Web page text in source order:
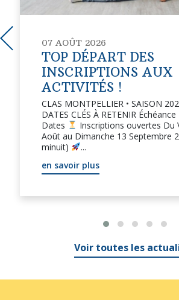
07 AOÛT 2026
TOP DÉPART DES
INSCRIPTIONS AUX
ACTIVITÉS !
CLAS MONTPELLIER • SAISON
DATES CLÉS À RETENIR
Dates
Inscriptions ouvertes Du
Août au Dimanche 13 Septembre
minuit)
...
en savoir plus
Voir toutes les